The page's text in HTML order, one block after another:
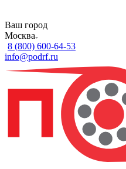
Ваш город
Москва
8 (800) 600-64-53
info@podrf.ru